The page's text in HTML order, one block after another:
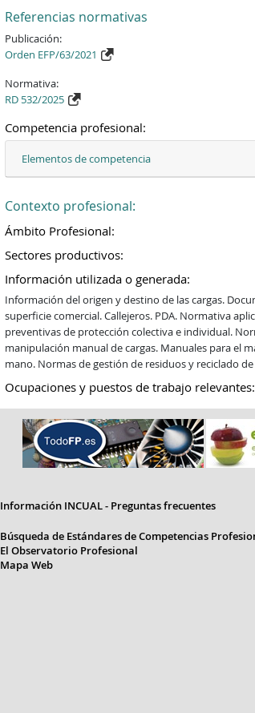
Referencias normativas
Publicación:
Orden EFP/63/2021
Normativa:
RD 532/2025
Competencia profesional:
Elementos de competencia
Contexto profesional:
Ámbito Profesional:
Sectores productivos:
Información utilizada o generada:
Información del origen y destino de las cargas.
superficie comercial. Callejeros. PDA. Normativa
preventivas de protección colectiva e individual.
manipulación manual de cargas. Manuales para el
mano. Normas de gestión de residuos y reciclado
Ocupaciones y puestos de trabajo relevantes:
Información INCUAL - Preguntas frecuentes
Búsqueda de Estándares de Competencias
El Observatorio Profesional
Mapa Web